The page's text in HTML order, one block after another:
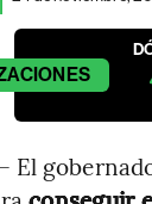
El